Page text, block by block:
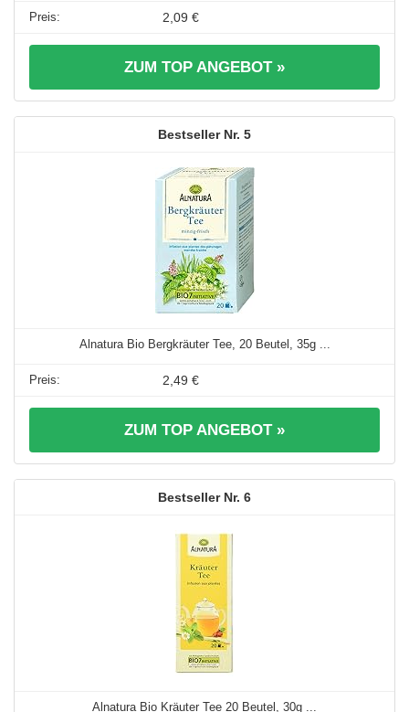
2,09 €
ZUM TOP ANGEBOT »
5
Alnatura Bio Bergkräuter Tee, 20 Beutel, 35g ...
2,49 €
ZUM TOP ANGEBOT »
6
Alnatura Bio Kräuter Tee 20 Beutel, 30g ...